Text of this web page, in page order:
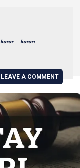
karar kararı
LEAVE A COMMENT